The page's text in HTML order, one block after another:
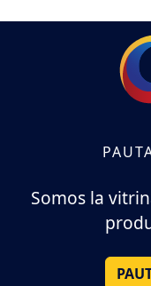
Somos la